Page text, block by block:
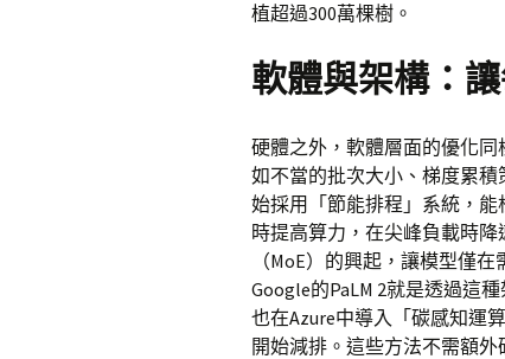
植超過300萬棵樹。
軟體與架構：
硬體之外，軟體層面的優化
如不當的批次大小、梯度累積
始採用「節能排程」系統，
時提高算力，在尖峰負載時
（MoE）的興起，讓模型僅
Google的PaLM 2就是透過這
也在Azure中導入「碳感知運
開始減排。這些方法不需額